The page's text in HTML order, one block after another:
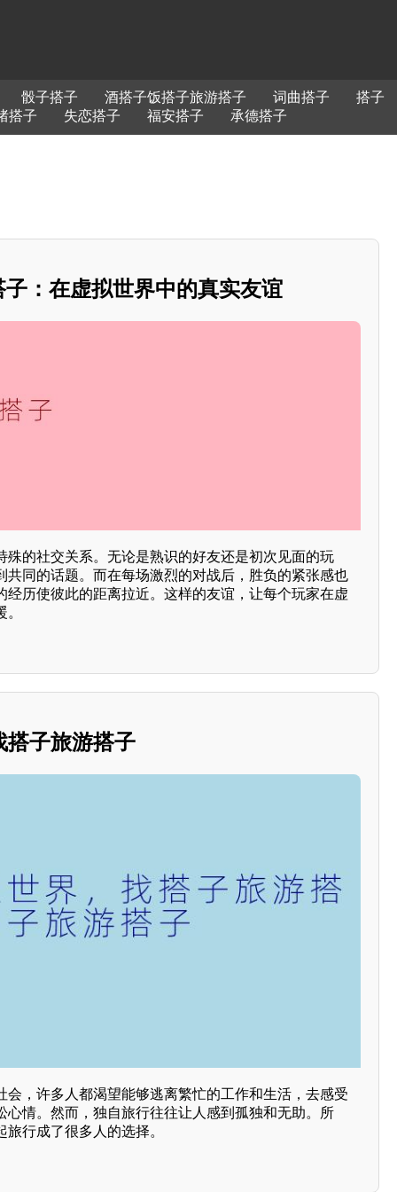
骰子搭子 酒搭子饭搭子旅游搭子 词曲搭子
搭子
搭子
失恋搭子 福安搭子 承德搭子
：在虚拟世界中的真实友谊
殊的社交关系。无论是熟识的好友还是初次见面的玩
共同的话题。而在每场激烈的对战后，胜负的紧张感也
经历使彼此的距离拉近。这样的友谊，让每个玩家在虚
搭子旅游搭子
会，许多人都渴望能够逃离繁忙的工作和生活，去感受
心情。然而，独自旅行往往让人感到孤独和无助。所
行成了很多人的选择。